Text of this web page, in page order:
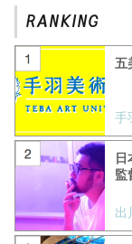
五
手
監